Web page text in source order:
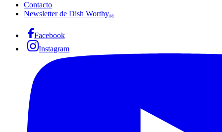
Contacto
Newsletter de Dish Worthy®
Facebook
Instagram